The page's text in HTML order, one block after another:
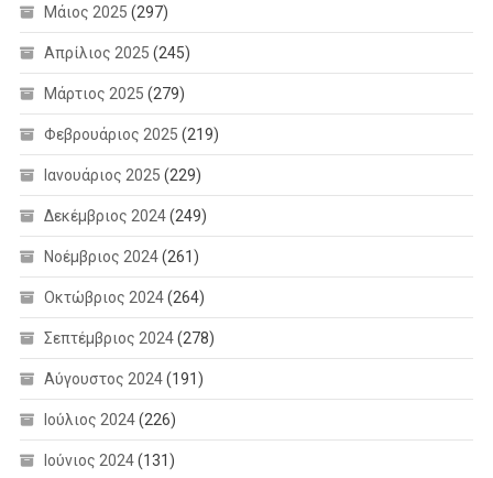
Μάιος 2025 (297)
Απρίλιος 2025 (245)
Μάρτιος 2025 (279)
Φεβρουάριος 2025 (219)
Ιανουάριος 2025 (229)
Δεκέμβριος 2024(249)
Νοέμβριος 2024(261)
Οκτώβριος 2024(264)
Σεπτέμβριος 2024(278)
Αύγουστος 2024(191)
Ιούλιος 2024(226)
Ιούνιος 2024(131)